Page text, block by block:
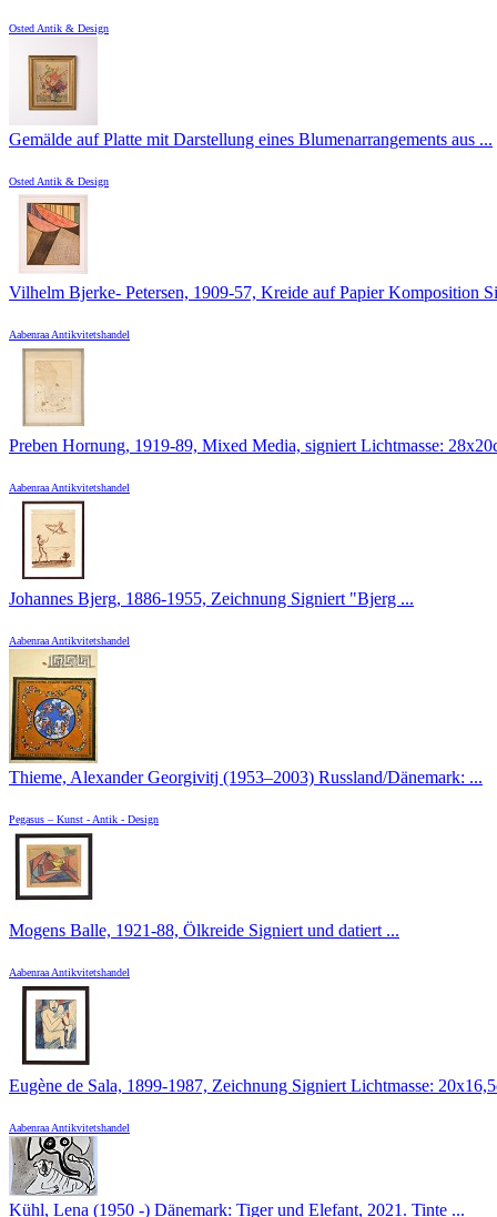
Osted Antik & Design
Gemälde auf Platte mit Darstellung eines Blumenarrangements aus ...
Osted Antik & Design
Vilhelm Bjerke- Petersen, 1909-57, Kreide auf Papier Komposition
Aabenraa Antikvitetshandel
Preben Hornung, 1919-89, Mixed Media, signiert Lichtmasse:
Aabenraa Antikvitetshandel
Johannes Bjerg, 1886-1955, Zeichnung Signiert "Bjerg ...
Aabenraa Antikvitetshandel
Thieme, Alexander Georgivitj (1953–2003) Russland/Dänemark: ...
Pegasus – Kunst - Antik - Design
Mogens Balle, 1921-88, Ölkreide Signiert und datiert ...
Aabenraa Antikvitetshandel
Eugène de Sala, 1899-1987, Zeichnung Signiert Lichtmasse:
Aabenraa Antikvitetshandel
Kühl, Lena (1950 -) Dänemark: Tiger und Elefant, 2021. Tinte ...